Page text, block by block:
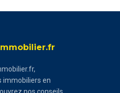
immobiliers en